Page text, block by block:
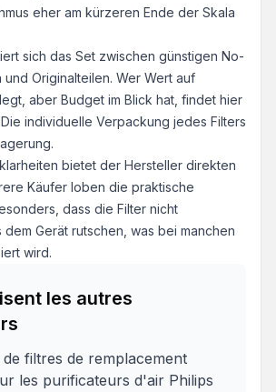
eher am kürzeren Ende der Skala
sich das Set zwischen günstigen No-
Originalteilen. Wer Wert auf
aber Budget im Blick hat, findet hier
individuelle Verpackung jedes Filters
bietet der Hersteller direkten
Käufer loben die praktische
dass die Filter nicht
Gerät rutschen, was bei manchen
wird.
les autres
de filtres de remplacement
les purificateurs d'air Philips